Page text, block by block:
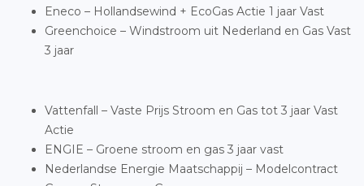
Eneco – Hollandsewind + EcoGas Actie 1 jaar Vast
Greenchoice – Windstroom uit Nederland en Gas Vast
3 jaar
Vattenfall – Vaste Prijs Stroom en Gas tot 3 jaar Vast
Actie
ENGIE – Groene stroom en gas 3 jaar vast
Nederlandse Energie Maatschappij – Modelcontract